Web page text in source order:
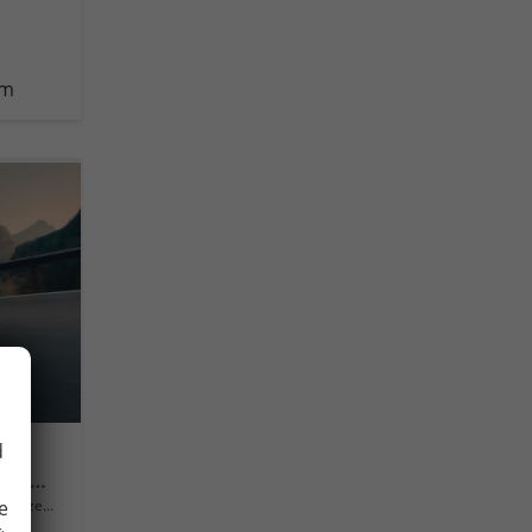
Style Mild Hybrid Rückfahrkamera Rear Assist, Schlüsselloses Öffnen Keyless Access und schlüsselloser Start, getönte Heckscheiben von der B-Säule bis zum Heck, Metallic, LED-Scheinwerfer Plus, mit Kurvenlicht, Schlechtwetterscheinwerfer vorn, 18" A
mit Tageszulassung